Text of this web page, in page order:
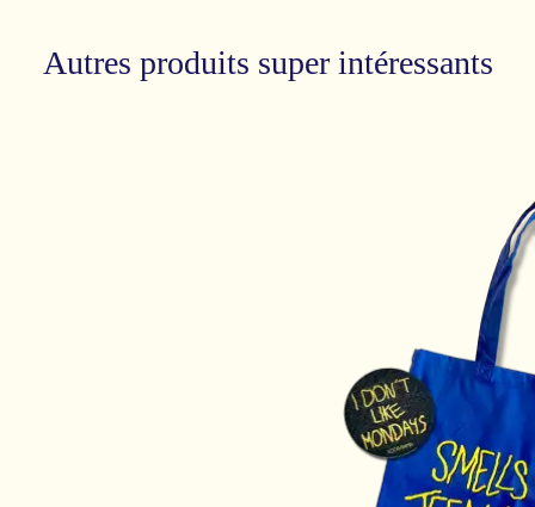
Autres produits super intéressants